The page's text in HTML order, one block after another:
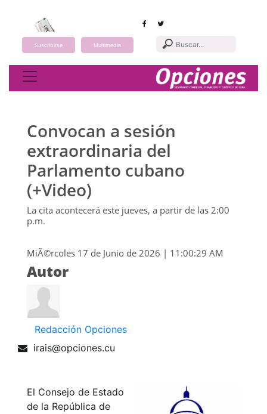
Suscribirse Multimedia
Toggle navigation
Convocan a sesión
extraordinaria del
Parlamento cubano
(+Video)
La cita acontecerá este jueves, a partir de las 2:00
p.m.
MiÃ©rcoles 17 de Junio de 2026 | 11:00:29 AM
Autor
Redacción Opciones
irais@opciones.cu
El Consejo de Estado
de la República de